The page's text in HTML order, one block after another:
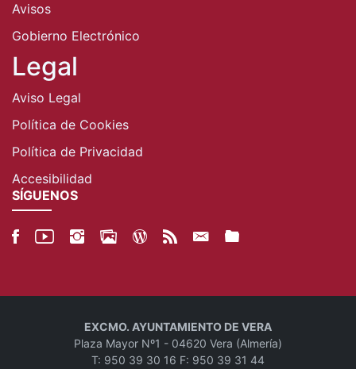
Avisos
Gobierno Electrónico
Legal
Aviso Legal
Política de Cookies
Política de Privacidad
Accesibilidad
SÍGUENOS
EXCMO. AYUNTAMIENTO DE VERA
Plaza Mayor Nº1 - 04620 Vera (Almería)
T: 950 39 30 16 F: 950 39 31 44